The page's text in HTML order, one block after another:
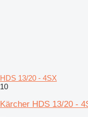
HDS 13/20 - 4SX
10
Kärcher HDS 13/20 -